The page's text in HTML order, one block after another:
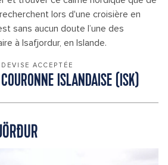
lors d'une croisière en
sans aucun doute l’une des
à Isafjordur, en Islande.
DEVISE ACCEPTÉE
COURONNE ISLANDAISE (ISK)